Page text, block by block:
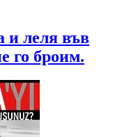
и леля във
го броим.